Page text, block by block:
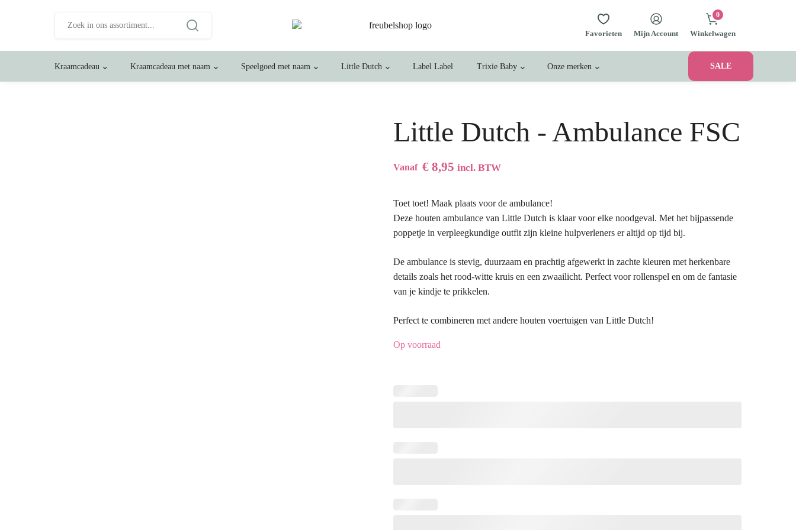
Zoeken
Favorieten Mijn Account
0
Winkelwagen
Kraamcadeau Kraamcadeau met naam Speelgoed met naam Little Dutch Label Label Trixie Baby Onze merken SALE
Little Dutch - Ambulance FSC
Vanaf € 8,95 incl. BTW
Toet toet! Maak plaats voor de ambulance!
Deze houten ambulance van Little Dutch is klaar voor elke noodgeval. Met het bijpassende
poppetje in verpleegkundige outfit zijn kleine hulpverleners er altijd op tijd bij.
De ambulance is stevig, duurzaam en prachtig afgewerkt in zachte kleuren met herkenbare
details zoals het rood-witte kruis en een zwaailicht. Perfect voor rollenspel en om de fantasie
van je kindje te prikkelen.
Perfect te combineren met andere houten voertuigen van Little Dutch!
Op voorraad